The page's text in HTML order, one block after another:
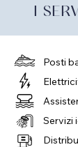
I
Posti
Servizi